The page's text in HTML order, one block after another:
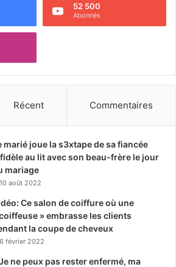
52 500
Abonnés
Récent Commentaires
marié joue la s3xtape de sa fiancée
au lit avec son beau-frère le jour
mariage
10 août 2022
Ce salon de coiffure où une
» embrasse les clients
la coupe de cheveux
6 février 2022
ne peux pas rester enfermé, ma